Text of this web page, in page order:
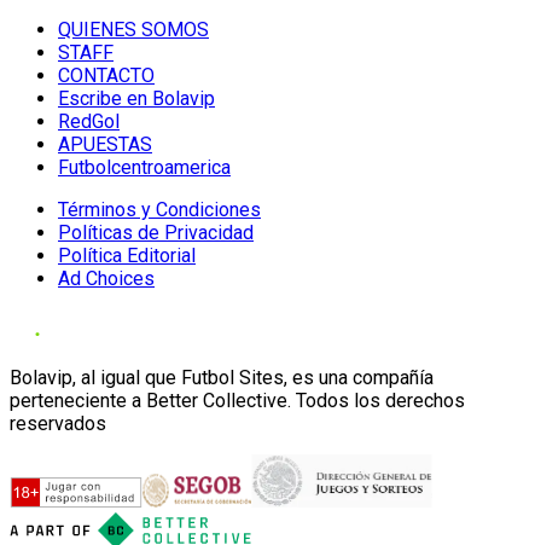
QUIENES SOMOS
STAFF
CONTACTO
Escribe en Bolavip
RedGol
APUESTAS
Futbolcentroamerica
Términos y Condiciones
Políticas de Privacidad
Política Editorial
Ad Choices
Bolavip, al igual que Futbol Sites, es una compañía
perteneciente a Better Collective. Todos los derechos
reservados